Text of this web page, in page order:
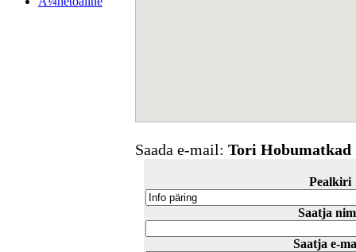
Saada e-mail: Tori Hobumatkad
Pealkiri
Saatja
Saatja e-